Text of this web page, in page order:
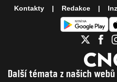
Další témata z našich webů
Kontakty Redakce